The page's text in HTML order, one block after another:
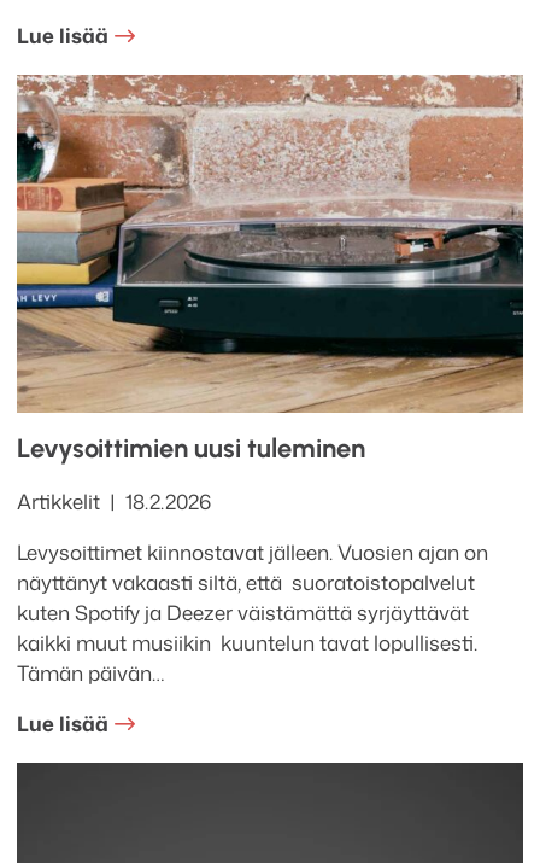
Lue lisää
Levysoittimien uusi tuleminen
Kategoriat
Artikkelit Julkaistu
18.2.2026
Levysoittimet kiinnostavat jälleen. Vuosien ajan on
näyttänyt vakaasti siltä, että suoratoistopalvelut
kuten Spotify ja Deezer väistämättä syrjäyttävät
kaikki muut musiikin kuuntelun tavat lopullisesti.
Tämän päivän…
Lue lisää